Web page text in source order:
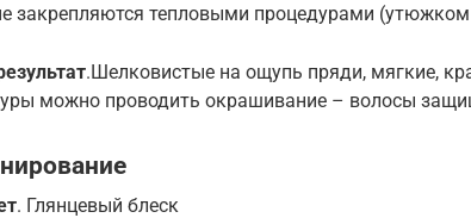
закрепляются тепловыми процедурами
.Шелковистые на ощупь пряди, мягкие,
можно проводить окрашивание – волосы
. Глянцевый блеск